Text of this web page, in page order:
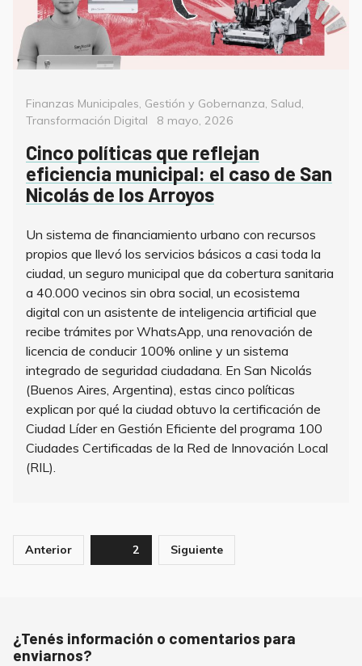
Categorías
Finanzas Municipales, Gestión y Gobernanza, Salud,
Transformación Digital
Posted
8 mayo, 2026
Cinco políticas que reflejan
eficiencia municipal: el caso de San
Nicolás de los Arroyos
Un sistema de financiamiento urbano con recursos
propios que llevó los servicios básicos a casi toda la
ciudad, un seguro municipal que da cobertura sanitaria
a 40.000 vecinos sin obra social, un ecosistema
digital con un asistente de inteligencia artificial que
recibe trámites por WhatsApp, una renovación de
licencia de conducir 100% online y un sistema
integrado de seguridad ciudadana. En San Nicolás
(Buenos Aires, Argentina), estas cinco políticas
explican por qué la ciudad obtuvo la certificación de
Ciudad Líder en Gestión Eficiente del programa 100
Ciudades Certificadas de la Red de Innovación Local
(RIL).
Paginación
de
Anterior Page2 Siguiente
¿Tenés información o comentarios para
enviarnos?